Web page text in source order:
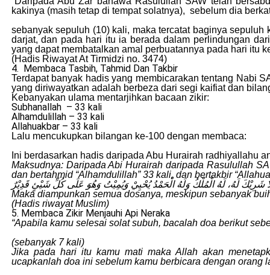
kakinya (masih tetap di tempat solatnya), sebelum dia
sebanyak sepuluh (10) kali, maka tercatat baginya
darjat, dan pada hari itu ia berada dalam perlindungan
yang dapat membatalkan amal perbuatannya pada hari itu
(Hadis Riwayat At Tirmidzi no. 3474)
4. Membaca Tasbih, Tahmid Dan Takbir
Terdapat banyak hadis yang membicarakan tentang Nabi
yang diriwayatkan adalah berbeza dari segi kaifiat dan
Kebanyakan ulama mentarjihkan bacaan zikir:
Subhanallah – 33 kali
Alhamdulillah – 33 kali
Allahuakbar – 33 kali
Lalu mencukupkan bilangan ke-100 dengan membaca:
Ini berdasarkan hadis daripada Abu Hurairah radhiyallahu
Maksudnya: Daripada Abi Hurairah daripada Rasulullah
dan bertahmid “Alhamdulillah” 33 kali, dan bertakbir
لَا شَرِيْكَ لَهُ، لَهُ الْمُلْكُ وَلَهُ الْحَمْدُ يُحْيِيْ وَيُمِيْتُ وَهُوَ عَلَى كُلِّ شَيْئٍ قَدِيْرٌ
Maka diampunkan semua dosanya, meskipun sebanyak
(Hadis riwayat Muslim)
5. Membaca Zikir Menjauhi Api Neraka
“Apabila kamu selesai solat subuh, bacalah doa berikut
(sebanyak 7 kali)
Jika pada hari itu kamu mati maka Allah akan
ucapkanlah doa ini sebelum kamu berbicara dengan orang